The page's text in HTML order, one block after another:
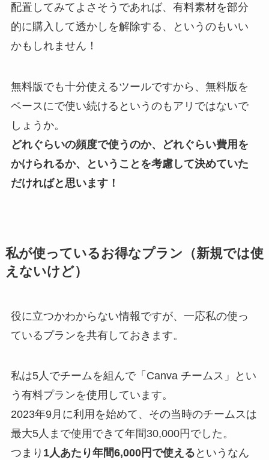
配置してみてよさそうであれば、有料素材を部分
的に購入して透かしを解除する、というのもいい
かもしれません！
無料版でも十分使えるツールですから、無料版を
ベースにで使い続けるというのもアリではないで
しょうか。
どれぐらいの頻度で使うのか、どれぐらい費用を
かけられるか、ということを考慮して決めていた
だければと思います！
私が使っているお得なプラン（新規では使
えないけど）
役に立つかわからない情報ですが、一応私の使っ
ているプランを共有しておきます。
私は5人でチームを組んで「Canva チームス」とい
う有料プランを使用しています。
2023年9月に利用を始めて、その当時のチームスは
最大5人まで使用できて年間30,000円でした。
つまり 1人あたり年間6,000円で使える というなん